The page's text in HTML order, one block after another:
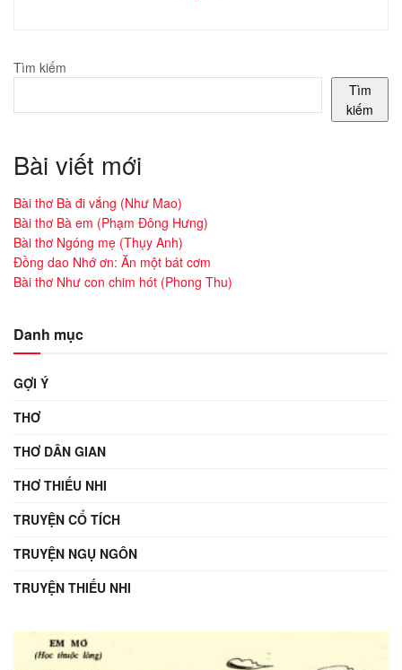
Tìm kiếm
Tìm
kiếm
Bài viết mới
Bài thơ Bà đi vắng (Như Mao)
Bài thơ Bà em (Phạm Đông Hưng)
Bài thơ Ngóng mẹ (Thụy Anh)
Đồng dao Nhớ ơn: Ăn một bát cơm
Bài thơ Như con chim hót (Phong Thu)
Danh mục
GỢI Ý
THƠ
THƠ DÂN GIAN
THƠ THIẾU NHI
TRUYỆN CỔ TÍCH
TRUYỆN NGỤ NGÔN
TRUYỆN THIẾU NHI